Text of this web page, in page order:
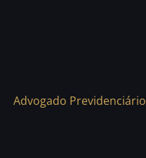
Advogado Previdenciário